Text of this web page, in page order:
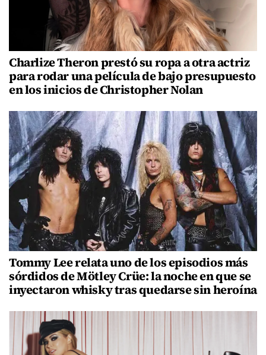
Charlize Theron prestó su ropa a otra actriz
para rodar una película de bajo presupuesto
en los inicios de Christopher Nolan
Tommy Lee relata uno de los episodios más
sórdidos de Mötley Crüe: la noche en que se
inyectaron whisky tras quedarse sin heroína